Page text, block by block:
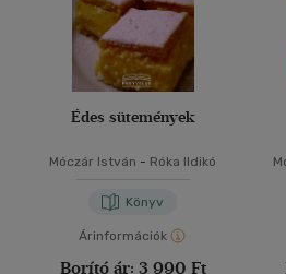
Édes sütemények
Móczár István - Róka Ildikó
Könyv
Árinformációk
Borító ár: 3 990 Ft